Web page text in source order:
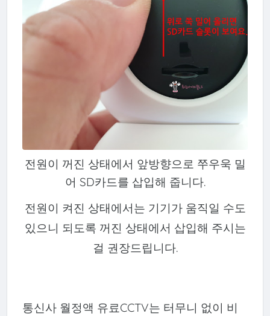
전원이 꺼진 상태에서 앞방향으로 쭈우욱 밀
어 SD카드를 삽입해 줍니다.
전원이 켜진 상태에서는 기기가 움직일 수도
있으니 되도록 꺼진 상태에서 삽입해 주시는
걸 권장드립니다.
통신사 월정액 유료CCTV는 터무니 없이 비